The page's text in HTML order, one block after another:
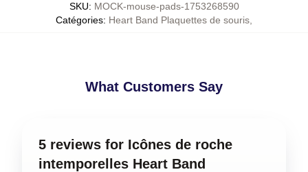
SKU: MOCK-mouse-pads-1753268590
Catégories: Heart Band Plaquettes de souris
What Customers Say
5 reviews for Icônes de roche
intemporelles Heart Band